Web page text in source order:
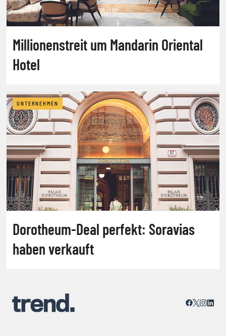
Millionenstreit um Mandarin Oriental
Hotel
UNTERNEHMEN
Dorotheum-Deal perfekt: Soravias
haben verkauft